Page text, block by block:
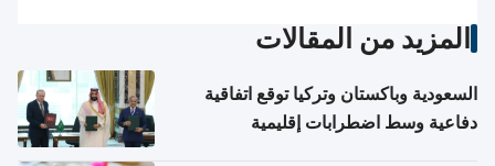
المزيد من المقالات
السعودية وباكستان وتركيا توقع اتفاقية
دفاعية وسط اضطرابات إقليمية